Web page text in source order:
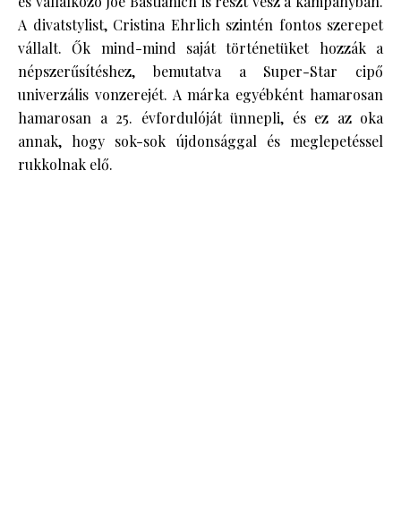
A divatstylist, Cristina Ehrlich szintén fontos szerepet
vállalt. Ők mind-mind saját történetüket hozzák a
népszerűsítéshez, bemutatva a Super-Star cipő
univerzális vonzerejét. A márka egyébként hamarosan
hamarosan a 25. évfordulóját ünnepli, és ez az oka
annak, hogy sok-sok újdonsággal és meglepetéssel
rukkolnak elő.